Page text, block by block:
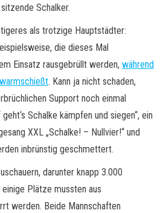
Schalker.
als trotzige Hauptstädter:
die dieses Mal
Einsatz rausgebrüllt werden, während
. Kann ja nicht schaden,
Support noch einmal
Schalke kämpfen und siegen“, ein
XXL „Schalke! – Nullvier!“ und
inbrünstig geschmettert.
darunter knapp 3.000
einige Plätze mussten aus
werden. Beide Mannschaften